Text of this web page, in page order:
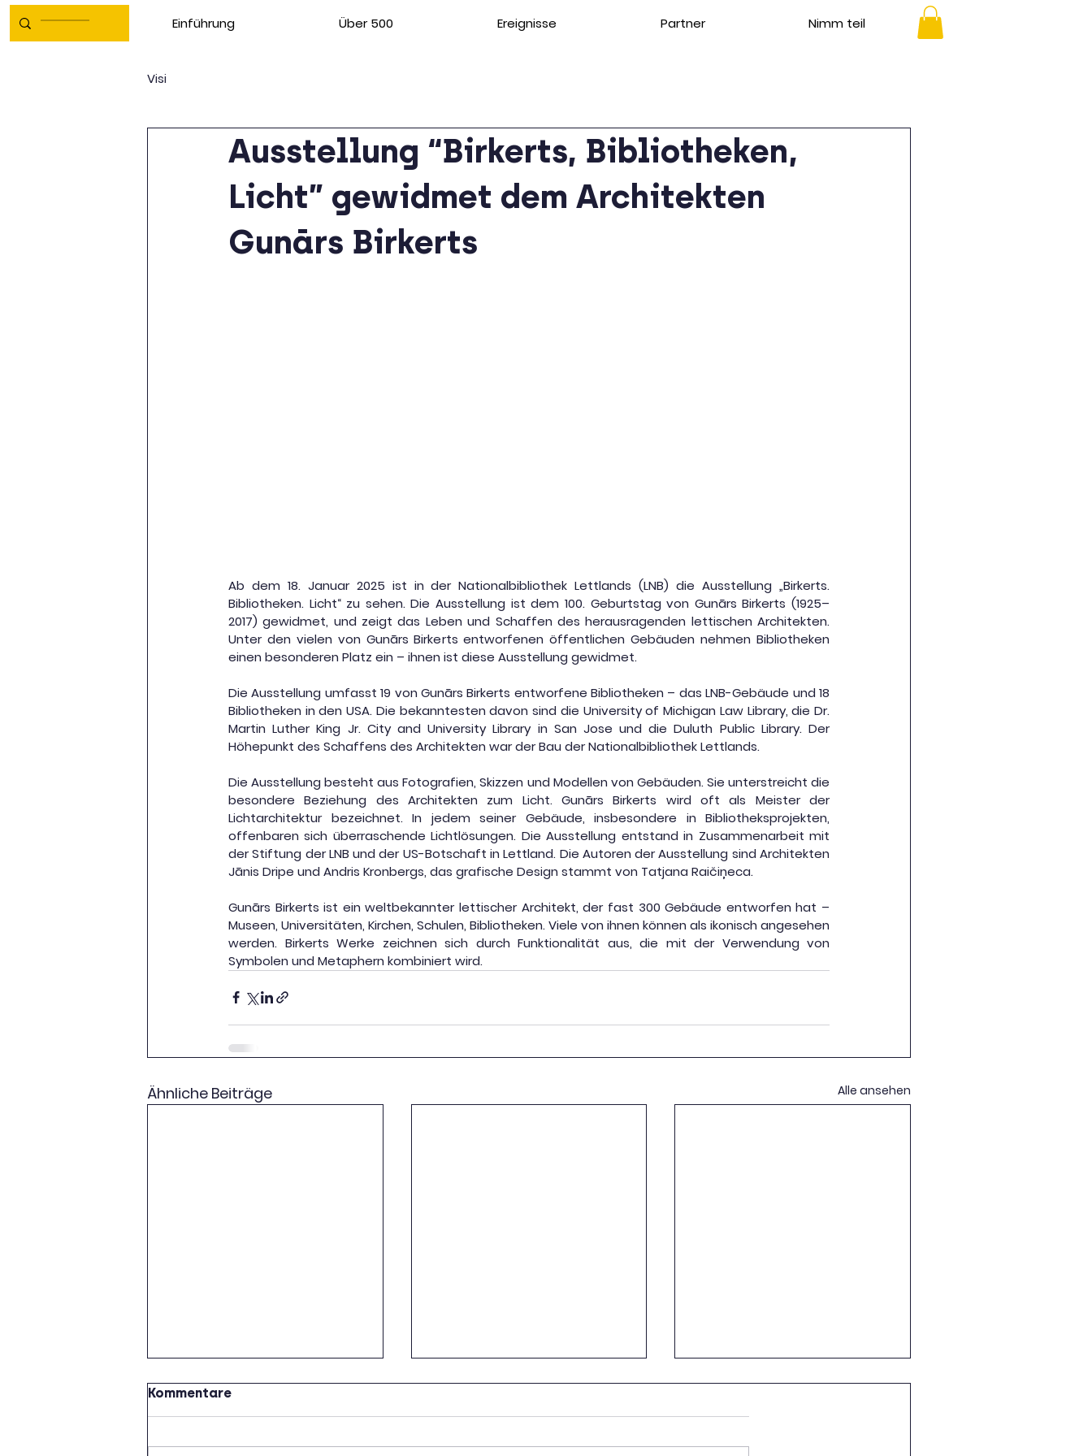
Einführung Über 500 Ereignisse Partner Nimm teil
Visi
Ausstellung “Birkerts, Bibliotheken,
Licht” gewidmet dem Architekten
Gunārs Birkerts
Ab dem 18. Januar 2025 ist in der Nationalbibliothek Lettlands (LNB) die Ausstellung „Birkerts.
Bibliotheken. Licht“ zu sehen. Die Ausstellung ist dem 100. Geburtstag von Gunārs Birkerts (1925–
2017) gewidmet, und zeigt das Leben und Schaffen des herausragenden lettischen Architekten.
Unter den vielen von Gunārs Birkerts entworfenen öffentlichen Gebäuden nehmen Bibliotheken
einen besonderen Platz ein – ihnen ist diese Ausstellung gewidmet.
Die Ausstellung umfasst 19 von Gunārs Birkerts entworfene Bibliotheken – das LNB-Gebäude und 18
Bibliotheken in den USA. Die bekanntesten davon sind die University of Michigan Law Library, die Dr.
Martin Luther King Jr. City and University Library in San Jose und die Duluth Public Library. Der
Höhepunkt des Schaffens des Architekten war der Bau der Nationalbibliothek Lettlands.
Die Ausstellung besteht aus Fotografien, Skizzen und Modellen von Gebäuden. Sie unterstreicht die
besondere Beziehung des Architekten zum Licht. Gunārs Birkerts wird oft als Meister der
Lichtarchitektur bezeichnet. In jedem seiner Gebäude, insbesondere in Bibliotheksprojekten,
offenbaren sich überraschende Lichtlösungen. Die Ausstellung entstand in Zusammenarbeit mit
der Stiftung der LNB und der US-Botschaft in Lettland. Die Autoren der Ausstellung sind Architekten
Jānis Dripe und Andris Kronbergs, das grafische Design stammt von Tatjana Raičiņeca.
Gunārs Birkerts ist ein weltbekannter lettischer Architekt, der fast 300 Gebäude entworfen hat –
Museen, Universitäten, Kirchen, Schulen, Bibliotheken. Viele von ihnen können als ikonisch angesehen
werden. Birkerts Werke zeichnen sich durch Funktionalität aus, die mit der Verwendung von
Symbolen und Metaphern kombiniert wird.
Ähnliche Beiträge Alle ansehen
Kommentare